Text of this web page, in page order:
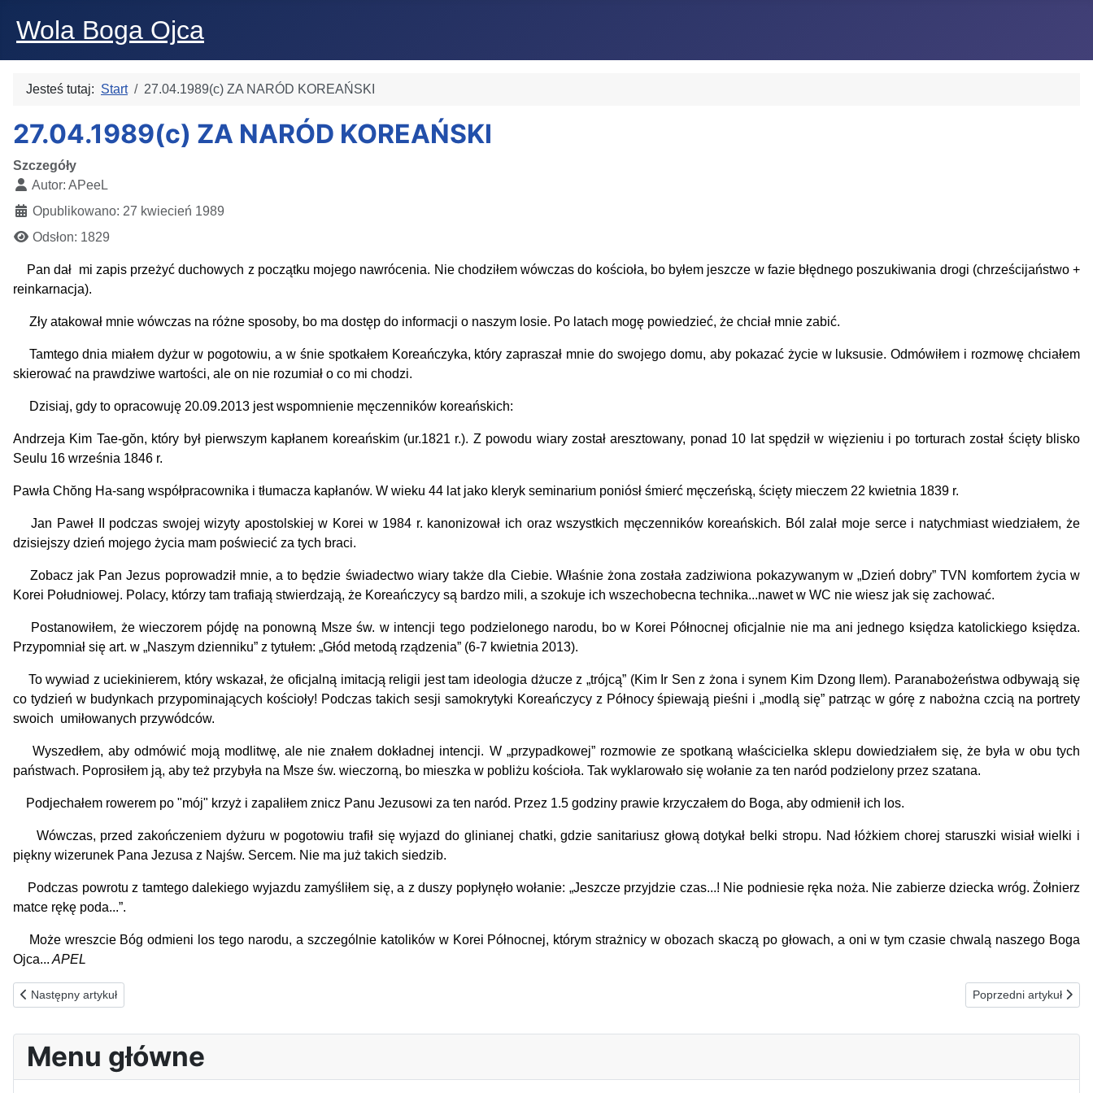
Wola Boga Ojca
Jesteś tutaj: Start 27.04.1989(c) ZA NARÓD KOREAŃSKI
27.04.1989(c) ZA NARÓD KOREAŃSKI
Szczegóły
Autor: APeeL
Opublikowano: 27 kwiecień 1989
Odsłon: 1829
Pan dał mi zapis przeżyć duchowych z początku mojego nawrócenia. Nie chodziłem wówczas do kościoła, bo byłem jeszcze w fazie błędnego poszukiwania drogi (chrześcijaństwo +
reinkarnacja).
Zły atakował mnie wówczas na różne sposoby, bo ma dostęp do informacji o naszym losie. Po latach mogę powiedzieć, że chciał mnie zabić.
Tamtego dnia miałem dyżur w pogotowiu, a w śnie spotkałem Koreańczyka, który zapraszał mnie do swojego domu, aby pokazać życie w luksusie. Odmówiłem i rozmowę chciałem
skierować na prawdziwe wartości, ale on nie rozumiał o co mi chodzi.
Dzisiaj, gdy to opracowuję 20.09.2013 jest wspomnienie męczenników koreańskich:
Andrzeja Kim Tae-gŏn, który był pierwszym kapłanem koreańskim (ur.1821 r.). Z powodu wiary został aresztowany, ponad 10 lat spędził w więzieniu i po torturach został ścięty blisko
Seulu 16 września 1846 r.
Pawła Chŏng Ha-sang współpracownika i tłumacza kapłanów. W wieku 44 lat jako kleryk seminarium poniósł śmierć męczeńską, ścięty mieczem 22 kwietnia 1839 r.
Jan Paweł II podczas swojej wizyty apostolskiej w Korei w 1984 r. kanonizował ich oraz wszystkich męczenników koreańskich. Ból zalał moje serce i natychmiast wiedziałem, że
dzisiejszy dzień mojego życia mam poświecić za tych braci.
Zobacz jak Pan Jezus poprowadził mnie, a to będzie świadectwo wiary także dla Ciebie. Właśnie żona została zadziwiona pokazywanym w „Dzień dobry” TVN komfortem życia w
Korei Południowej. Polacy, którzy tam trafiają stwierdzają, że Koreańczycy są bardzo mili, a szokuje ich wszechobecna technika...nawet w WC nie wiesz jak się zachować.
Postanowiłem, że wieczorem pójdę na ponowną Msze św. w intencji tego podzielonego narodu, bo w Korei Północnej oficjalnie nie ma ani jednego księdza katolickiego księdza.
Przypomniał się art. w „Naszym dzienniku” z tytułem: „Głód metodą rządzenia” (6-7 kwietnia 2013).
To wywiad z uciekinierem, który wskazał, że oficjalną imitacją religii jest tam ideologia dżucze z „trójcą” (Kim Ir Sen z żona i synem Kim Dzong Ilem). Paranabożeństwa odbywają się
co tydzień w budynkach przypominających kościoły! Podczas takich sesji samokrytyki Koreańczycy z Północy śpiewają pieśni i „modlą się” patrząc w górę z nabożna czcią na portrety
swoich umiłowanych przywódców.
Wyszedłem, aby odmówić moją modlitwę, ale nie znałem dokładnej intencji. W „przypadkowej” rozmowie ze spotkaną właścicielka sklepu dowiedziałem się, że była w obu tych
państwach. Poprosiłem ją, aby też przybyła na Msze św. wieczorną, bo mieszka w pobliżu kościoła. Tak wyklarowało się wołanie za ten naród podzielony przez szatana.
Podjechałem rowerem po "mój" krzyż i zapaliłem znicz Panu Jezusowi za ten naród. Przez 1.5 godziny prawie krzyczałem do Boga, aby odmienił ich los.
Wówczas, przed zakończeniem dyżuru w pogotowiu trafił się wyjazd do glinianej chatki, gdzie sanitariusz głową dotykał belki stropu. Nad łóżkiem chorej staruszki wisiał wielki i
piękny wizerunek Pana Jezusa z Najśw. Sercem. Nie ma już takich siedzib.
Podczas powrotu z tamtego dalekiego wyjazdu zamyśliłem się, a z duszy popłynęło wołanie: „Jeszcze przyjdzie czas...! Nie podniesie ręka noża. Nie zabierze dziecka wróg. Żołnierz
matce rękę poda...”.
Może wreszcie Bóg odmieni los tego narodu, a szczególnie katolików w Korei Północnej, którym strażnicy w obozach skaczą po głowach, a oni w tym czasie chwalą naszego Boga
Ojca... APEL
Poprzednia strona: 28.04.1989(pt) Codzienna mieszanka ziemi i nieba...
Następny artykuł Następna strona:
Poprzedni artykuł
Menu główne